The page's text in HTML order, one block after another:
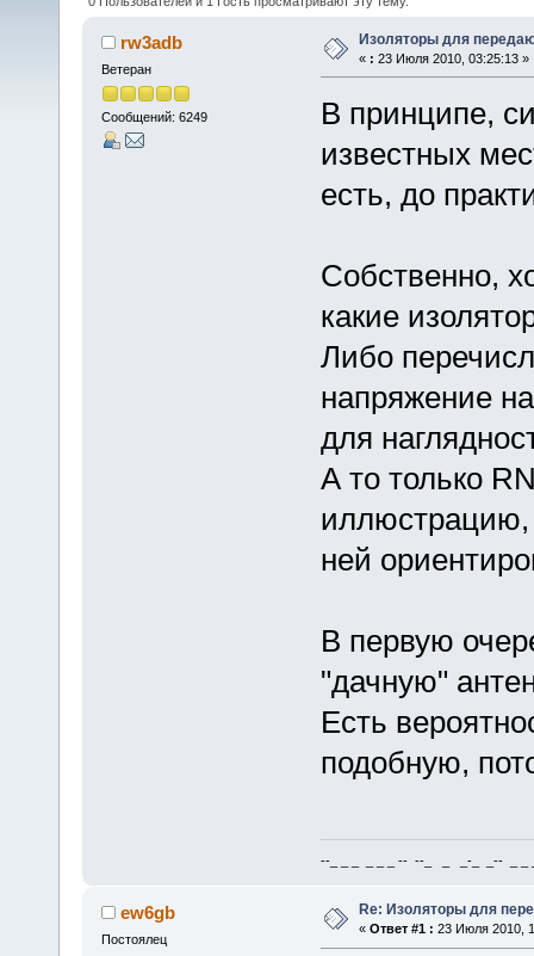
rw3adb
Ветеран
Сообщений: 6249
Изоляторы для
« : 23 Июля 2010, 03:25:13 »
В принципе,
известных
есть, до
Собственно,
какие
Либо
напряжение
для
А то только
иллюстрацию,
ней
В первую
"дачную"
Есть
подобную,
--_ _ _ _ _ _ -- --_ _ _-_ _-- _ _
ew6gb
Постоялец
Re: Изоляторы для
« Ответ #1 : 23 Июля 2010,